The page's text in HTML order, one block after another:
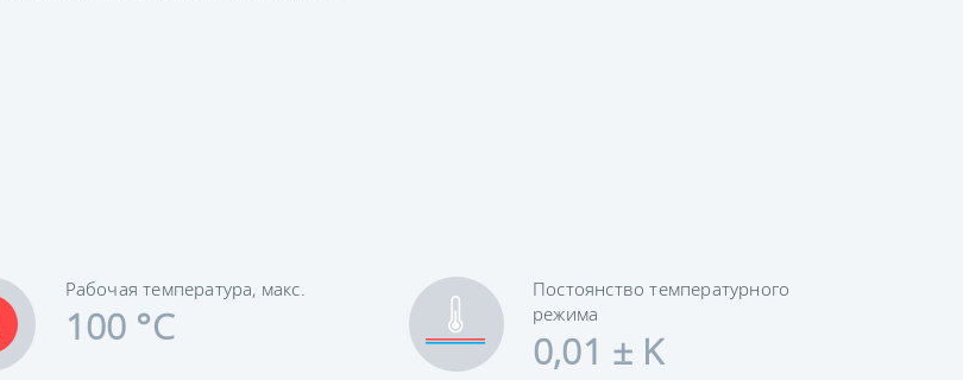
Рабочая температура, макс.
100 °C
Постоянство температурного
режима
0,01 ± K